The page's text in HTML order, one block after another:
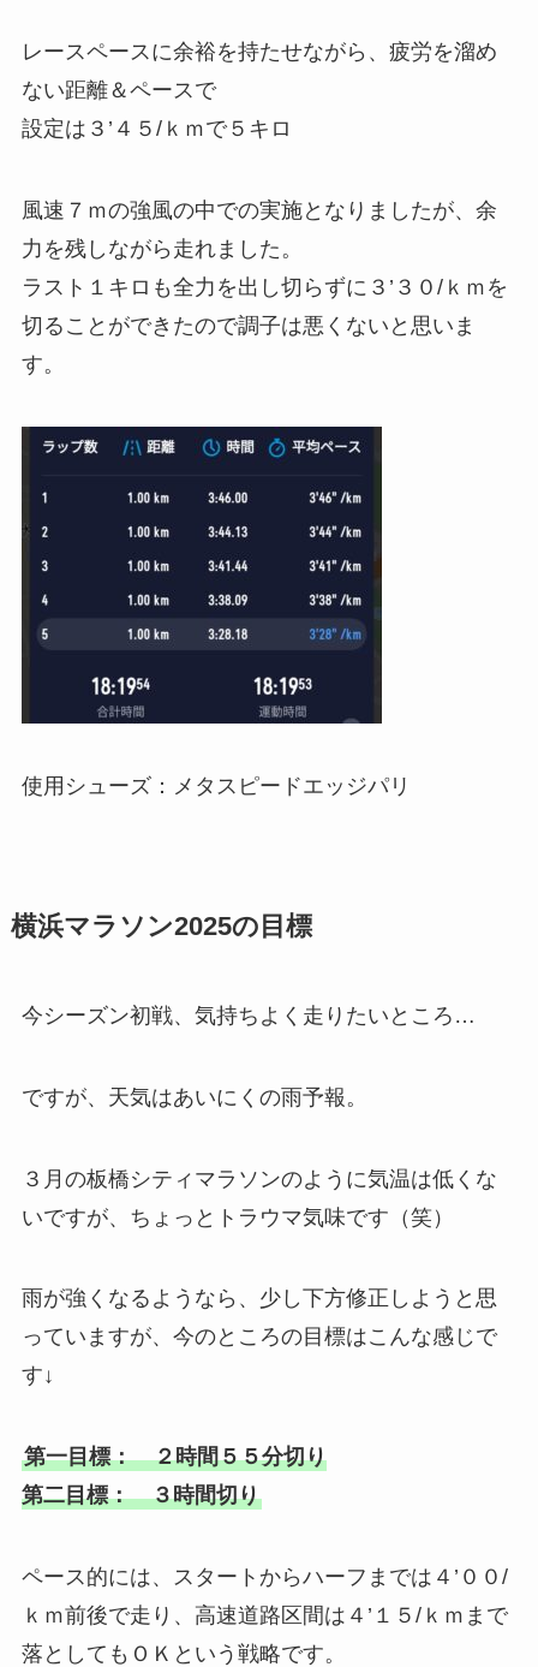
レースペースに余裕を持たせながら、疲労を溜め
ない距離＆ペースで
設定は３’４５/ｋｍで５キロ
風速７ｍの強風の中での実施となりましたが、余
力を残しながら走れました。
ラスト１キロも全力を出し切らずに３’３０/ｋｍを
切ることができたので調子は悪くないと思いま
す。
使用シューズ：メタスピードエッジパリ
横浜マラソン2025の目標
今シーズン初戦、気持ちよく走りたいところ…
ですが、天気はあいにくの雨予報。
３月の板橋シティマラソンのように気温は低くな
いですが、ちょっとトラウマ気味です（笑）
雨が強くなるようなら、少し下方修正しようと思
っていますが、今のところの目標はこんな感じで
す↓
第一目標： ２時間５５分切り
第二目標： ３時間切り
ペース的には、スタートからハーフまでは４’００/
ｋｍ前後で走り、高速道路区間は４’１５/ｋｍまで
落としてもＯＫという戦略です。